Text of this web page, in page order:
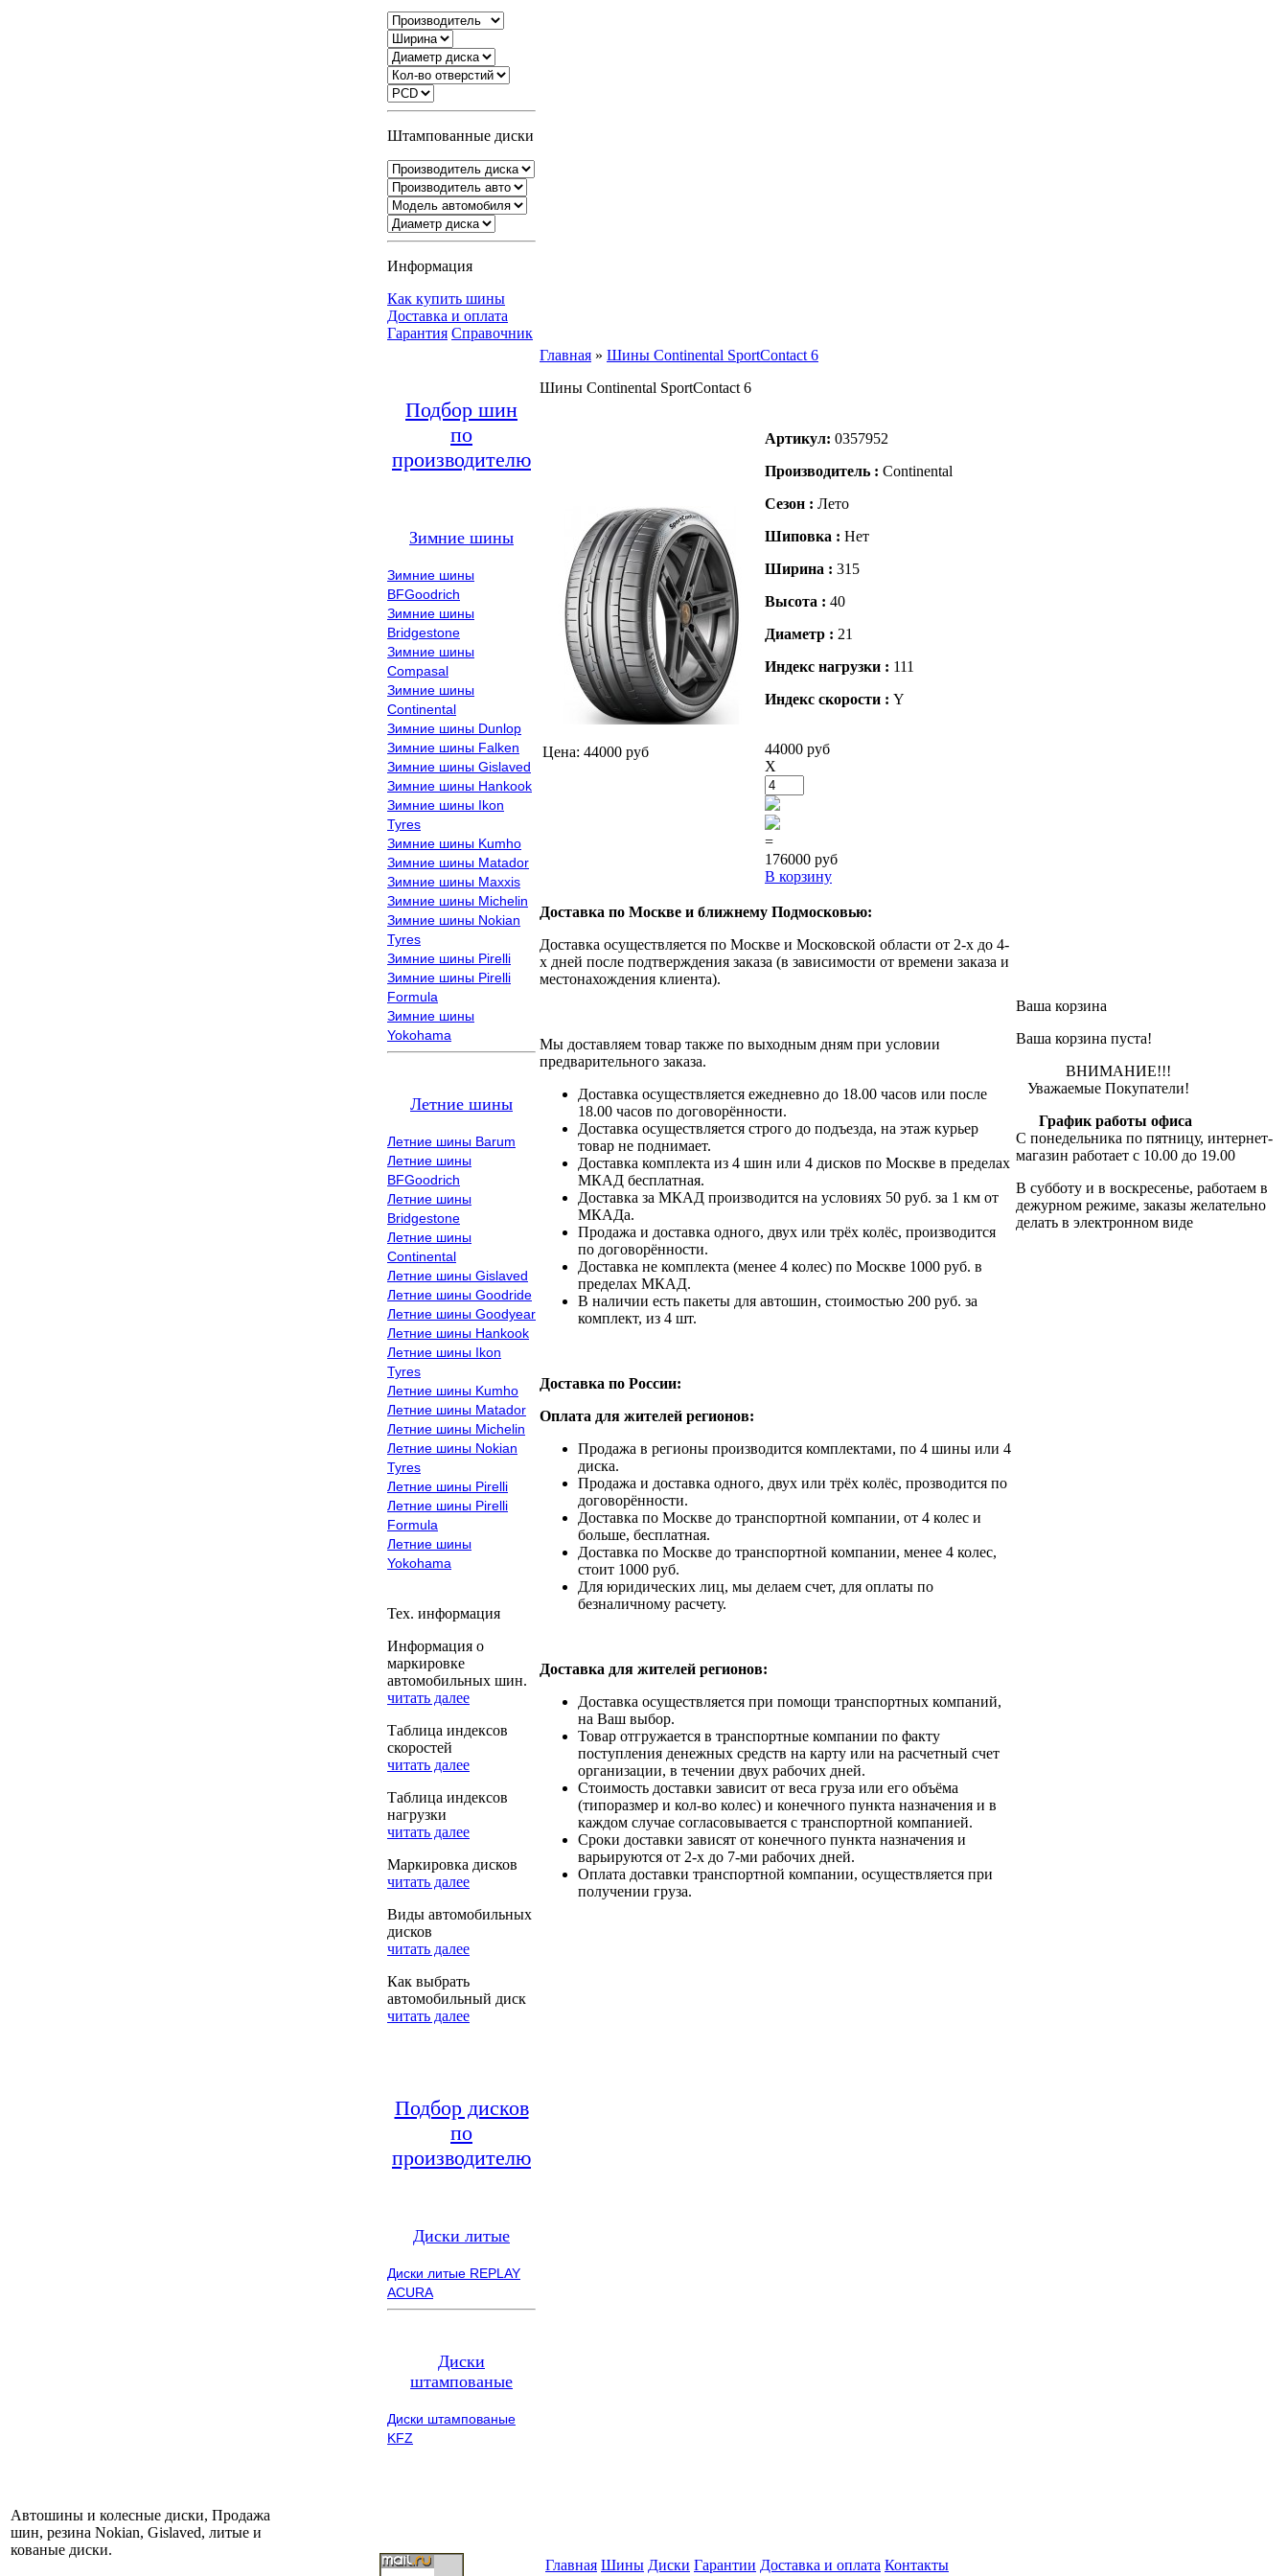
Штампованные диски
Информация
Как купить шины
Доставка и оплата
Гарантия Справочник
Подбор шин
по
производителю
Зимние шины
Зимние шины
BFGoodrich
Зимние шины
Bridgestone
Зимние шины
Compasal
Зимние шины
Continental
Зимние шины Dunlop
Зимние шины Falken
Зимние шины Gislaved
Зимние шины Hankook
Зимние шины Ikon
Tyres
Зимние шины Kumho
Зимние шины Matador
Зимние шины Maxxis
Зимние шины Michelin
Зимние шины Nokian
Tyres
Зимние шины Pirelli
Зимние шины Pirelli
Formula
Зимние шины
Yokohama
Летние шины
Летние шины Barum
Летние шины
BFGoodrich
Летние шины
Bridgestone
Летние шины
Continental
Летние шины Gislaved
Летние шины Goodride
Летние шины Goodyear
Летние шины Hankook
Летние шины Ikon
Tyres
Летние шины Kumho
Летние шины Matador
Летние шины Michelin
Летние шины Nokian
Tyres
Летние шины Pirelli
Летние шины Pirelli
Formula
Летние шины
Yokohama
Тех. информация
Информация о
маркировке
автомобильных шин.
читать далее
Таблица индексов
скоростей
читать далее
Таблица индексов
нагрузки
читать далее
Маркировка дисков
читать далее
Виды автомобильных
дисков
читать далее
Как выбрать
автомобильный диск
читать далее
Подбор дисков
по
производителю
Диски литые
Диски литые REPLAY
ACURA
Диски
штампованые
Диски штампованые
KFZ
Главная » Шины Continental SportContact 6
Шины Continental SportContact 6
Цена: 44000 руб
Артикул: 0357952
Производитель : Continental
Сезон : Лето
Шиповка : Нет
Ширина : 315
Высота : 40
Диаметр : 21
Индекс нагрузки : 111
Индекс скорости : Y
44000 руб
X
=
176000 руб
В корзину
Доставка по Москве и ближнему Подмосковью:
Доставка осуществляется по Москве и Московской области от 2-х до 4-
х дней после подтверждения заказа (в зависимости от времени заказа и
местонахождения клиента).
Мы доставляем товар также по выходным дням при условии
предварительного заказа.
Доставка осуществляется ежедневно до 18.00 часов или после
18.00 часов по договорённости.
Доставка осуществляется строго до подъезда, на этаж курьер
товар не поднимает.
Доставка комплекта из 4 шин или 4 дисков по Москве в пределах
МКАД бесплатная.
Доставка за МКАД производится на условиях 50 руб. за 1 км от
МКАДа.
Продажа и доставка одного, двух или трёх колёс, производится
по договорённости.
Доставка не комплекта (менее 4 колес) по Москве 1000 руб. в
пределах МКАД.
В наличии есть пакеты для автошин, стоимостью 200 руб. за
комплект, из 4 шт.
Доставка по России:
Оплата для жителей регионов:
Продажа в регионы производится комплектами, по 4 шины или 4
диска.
Продажа и доставка одного, двух или трёх колёс, прозводится по
договорённости.
Доставка по Москве до транспортной компании, от 4 колес и
больше, бесплатная.
Доставка по Москве до транспортной компании, менее 4 колес,
стоит 1000 руб.
Для юридических лиц, мы делаем счет, для оплаты по
безналичному расчету.
Доставка для жителей регионов:
Доставка осуществляется при помощи транспортных компаний,
на Ваш выбор.
Товар отгружается в транспортные компании по факту
поступления денежных средств на карту или на расчетный счет
организации, в течении двух рабочих дней.
Стоимость доставки зависит от веса груза или его объёма
(типоразмер и кол-во колес) и конечного пункта назначения и в
каждом случае согласовывается с транспортной компанией.
Сроки доставки зависят от конечного пункта назначения и
варьируются от 2-х до 7-ми рабочих дней.
Оплата доставки транспортной компании, осуществляется при
получении груза.
Ваша корзина
Ваша корзина пуста!
ВНИМАНИЕ!!!
Уважаемые Покупатели!
График работы офиса
С понедельника по пятницу, интернет-
магазин работает с 10.00 до 19.00
В субботу и в воскресенье, работаем в
дежурном режиме, заказы желательно
делать в электронном виде
Автошины и колесные диски, Продажа
шин, резина Nokian, Gislaved, литые и
кованые диски.
Главная Шины Диски Гарантии Доставка и оплата Контакты